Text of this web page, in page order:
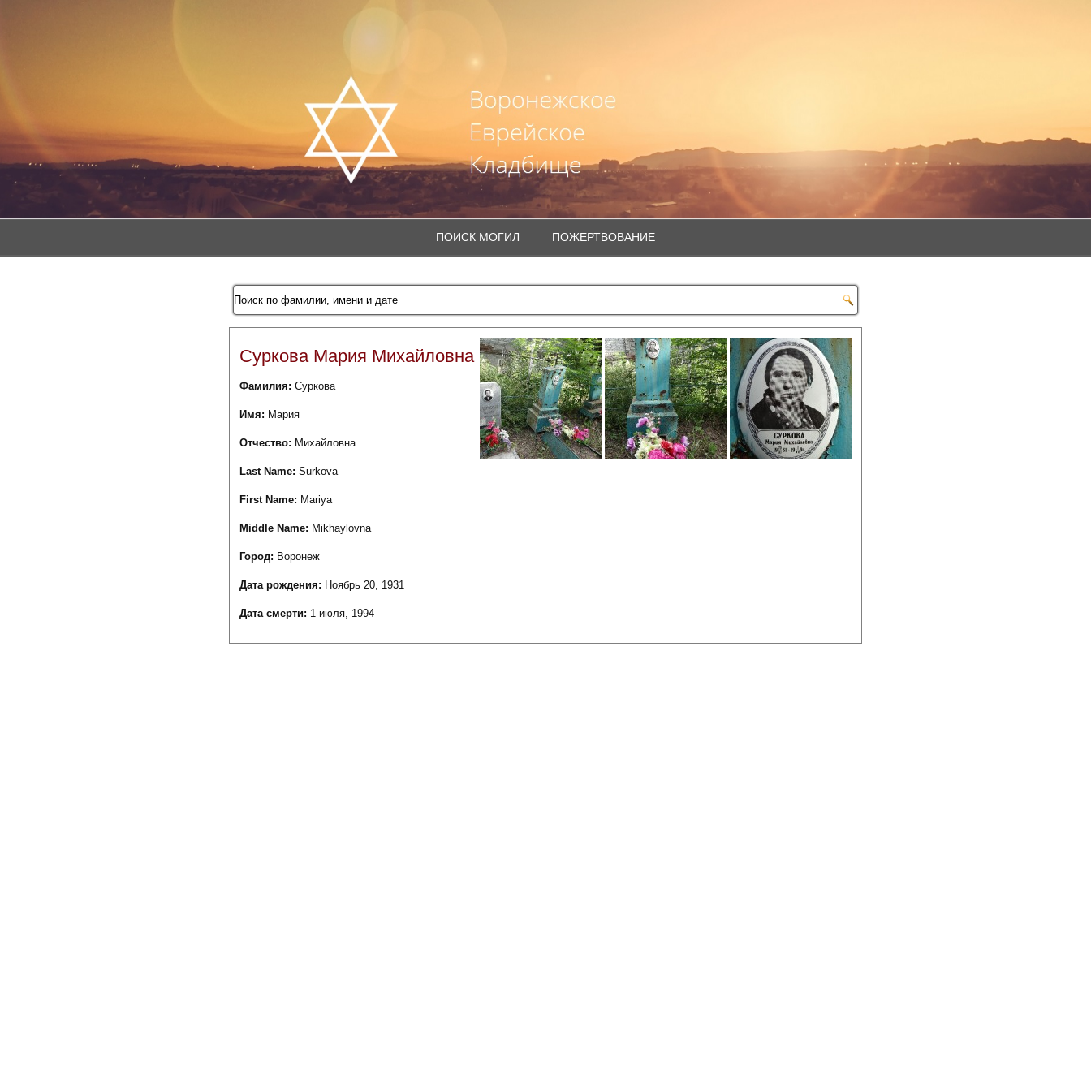
ПОИСК МОГИЛ ПОЖЕРТВОВАНИЕ
Суркова Мария Михайловна
Фамилия: Суркова
Имя: Мария
Отчество: Михайловна
Last Name: Surkova
First Name: Mariya
Middle Name: Mikhaylovna
Город: Воронеж
Дата рождения: Ноябрь 20, 1931
Дата смерти: 1 июля, 1994